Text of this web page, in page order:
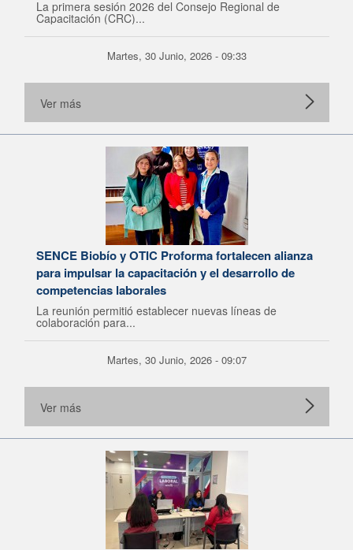
La primera sesión 2026 del Consejo Regional de
Capacitación (CRC)...
Martes, 30 Junio, 2026 - 09:33
Ver más
SENCE Biobío y OTIC Proforma fortalecen alianza
para impulsar la capacitación y el desarrollo de
competencias laborales
La reunión permitió establecer nuevas líneas de
colaboración para...
Martes, 30 Junio, 2026 - 09:07
Ver más